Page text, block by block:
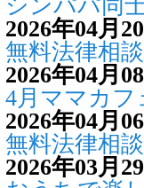
2026年04月
無料法律相談
2026年04月
4月ママカ
2026年04月
無料法律相談
2026年03月